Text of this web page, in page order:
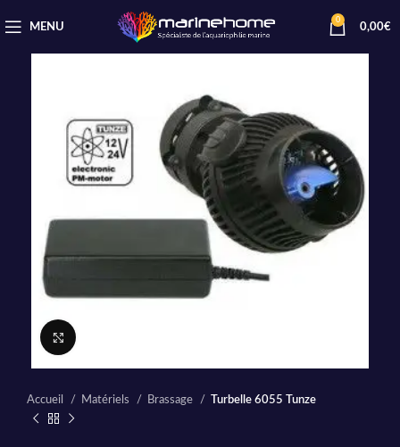
MENU
0
0,00€
Accueil Matériels Brassage Turbelle 6055 Tunze